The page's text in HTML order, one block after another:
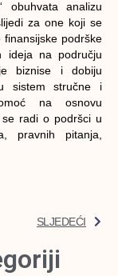
obuhvata analizu
za one koji se
podrške
ideja na području
biznise i dobiju
sistem stručne i
na osnovu
radi o podršci u
pravnih pitanja,
SLJEDEĆI